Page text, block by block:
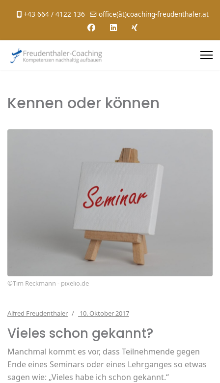
+43 664 / 4122 136 office(ät)coaching-freudenthaler.at
Kennen oder können
©Tim Reckmann - pixelio.de
Alfred Freudenthaler 10. Oktober 2017
Vieles schon gekannt?
Manchmal kommt es vor, dass Teilnehmende gegen
Ende eines Seminars oder eines Lehrganges so etwas
sagen wie: „Vieles habe ich schon gekannt.“